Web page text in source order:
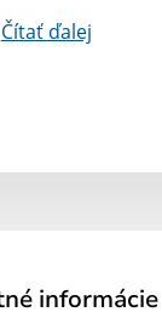
Čítať ďalej
informácie